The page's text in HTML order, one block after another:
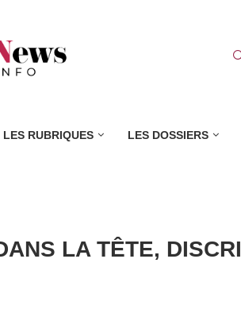
LES RUBRIQUES LES DOSSIERS
LA TÊTE,